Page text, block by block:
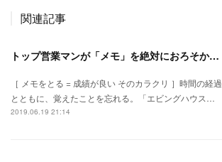
関連記事
トップ営業マンが「メモ」を絶対におろそかにしない理由
［ メモをとる = 成績が良い そのカラクリ ］時間の経過
とともに、覚えたことを忘れる。「エビングハウス…
2019.06.19 21:14